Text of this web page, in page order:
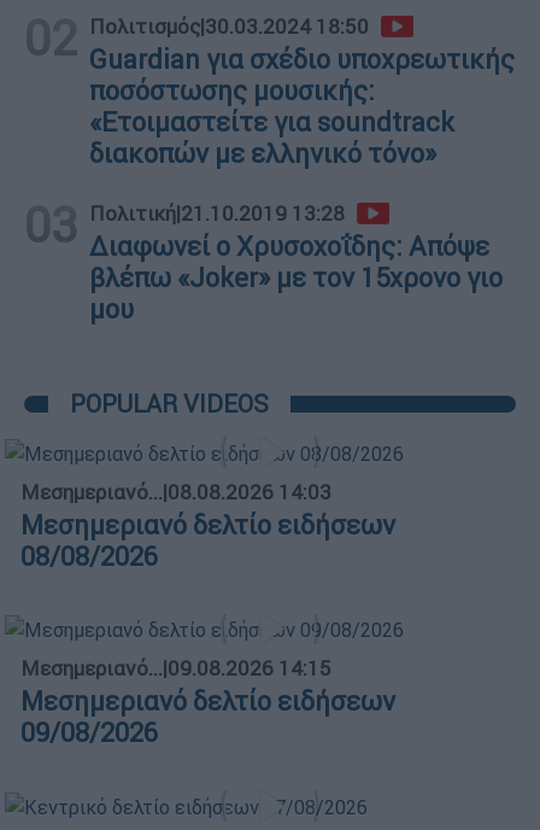
02 Πολιτισμός|30.03.2024 18:50
Guardian για σχέδιο υποχρεωτικής
ποσόστωσης μουσικής:
«Ετοιμαστείτε για soundtrack
διακοπών με ελληνικό τόνο»
03 Πολιτική|21.10.2019 13:28
Διαφωνεί ο Χρυσοχοΐδης: Απόψε
βλέπω «Joker» με τον 15χρονο γιο
μου
POPULAR VIDEOS
Μεσημεριανό...|08.08.2026 14:03
Μεσημεριανό δελτίο ειδήσεων
08/08/2026
Μεσημεριανό...|09.08.2026 14:15
Μεσημεριανό δελτίο ειδήσεων
09/08/2026